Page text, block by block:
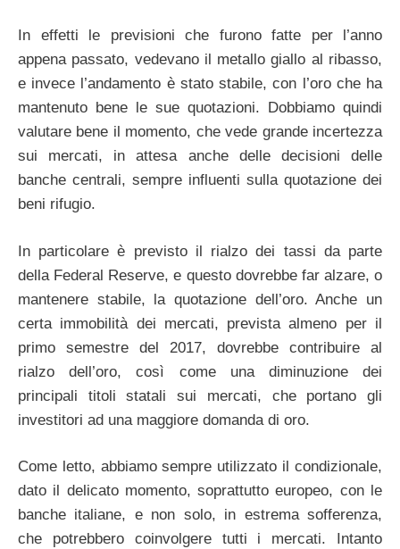
In effetti le previsioni che furono fatte per l’anno
appena passato, vedevano il metallo giallo al ribasso,
e invece l’andamento è stato stabile, con l’oro che ha
mantenuto bene le sue quotazioni. Dobbiamo quindi
valutare bene il momento, che vede grande incertezza
sui mercati, in attesa anche delle decisioni delle
banche centrali, sempre influenti sulla quotazione dei
beni rifugio.
In particolare è previsto il rialzo dei tassi da parte
della Federal Reserve, e questo dovrebbe far alzare, o
mantenere stabile, la quotazione dell’oro. Anche un
certa immobilità dei mercati, prevista almeno per il
primo semestre del 2017, dovrebbe contribuire al
rialzo dell’oro, così come una diminuzione dei
principali titoli statali sui mercati, che portano gli
investitori ad una maggiore domanda di oro.
Come letto, abbiamo sempre utilizzato il condizionale,
dato il delicato momento, soprattutto europeo, con le
banche italiane, e non solo, in estrema sofferenza,
che potrebbero coinvolgere tutti i mercati. Intanto